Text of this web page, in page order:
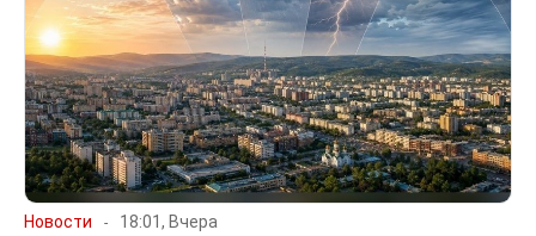
Новости 18:01, Вчера